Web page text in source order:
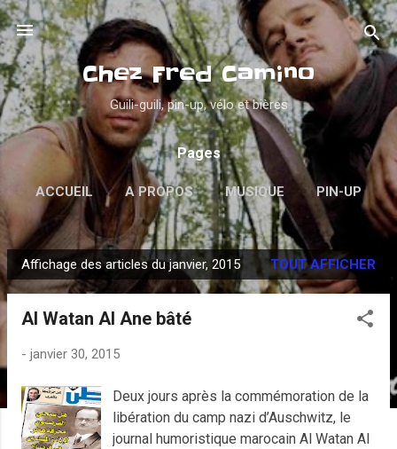
Accéder au contenu principal
Chez Fred Camino
Guili-guili, pin-up, vélo et bières
Pages
ACCUEIL A PROPOS MUSIQUE PIN-UP
PSYCHOBILLY VINYLES PLUS…
DANS LA GUEULE
A
r
Affichage des articles du janvier, 2015 TOUT AFFICHER
Al Watan Al Ane bâté
- janvier 30, 2015
Deux jours après la commémoration de la
libération du camp nazi d’Auschwitz, le
journal humoristique marocain Al Watan Al